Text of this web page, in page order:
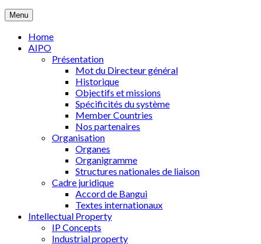
Menu
Home
AIPO
Présentation
Mot du Directeur général
Historique
Objectifs et missions
Spécificités du système
Member Countries
Nos partenaires
Organisation
Organes
Organigramme
Structures nationales de liaison
Cadre juridique
Accord de Bangui
Textes internationaux
Intellectual Property
IP Concepts
Industrial property